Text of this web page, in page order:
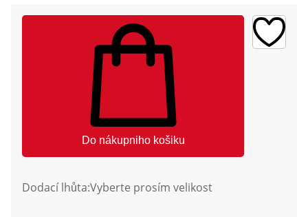
Do nákupniho košiku
Dodací lhůta:Vyberte prosím velikost